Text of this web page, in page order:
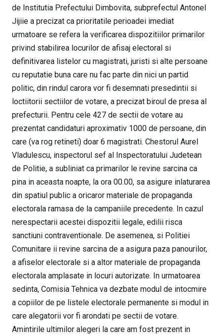
de Institutia Prefectului Dimbovita, subprefectul Antonel
Jijiie a precizat ca prioritatile perioadei imediat
urmatoare se refera la verificarea dispozitiilor primarilor
privind stabilirea locurilor de afisaj electoral si
definitivarea listelor cu magistrati, juristi si alte persoane
cu reputatie buna care nu fac parte din nici un partid
politic, din rindul carora vor fi desemnati presedintii si
loctiitorii sectiilor de votare, a precizat biroul de presa al
prefecturii. Pentru cele 427 de sectii de votare au
prezentat candidaturi aproximativ 1000 de persoane, din
care (va rog retineti) doar 6 magistrati. Chestorul Aurel
Vladulescu, inspectorul sef al Inspectoratului Judetean
de Politie, a subliniat ca primarilor le revine sarcina ca
pina in aceasta noapte, la ora 00.00, sa asigure inlaturarea
din spatiul public a oricaror materiale de propaganda
electorala ramasa de la campaniile precedente. In cazul
nerespectarii acestei dispozitii legale, edilii risca
sanctiuni contraventionale. De asemenea, si Politiei
Comunitare ii revine sarcina de a asigura paza panourilor,
a afiselor electorale si a altor materiale de propaganda
electorala amplasate in locuri autorizate. In urmatoarea
sedinta, Comisia Tehnica va dezbate modul de intocmire
a copiilor de pe listele electorale permanente si modul in
care alegatorii vor fi arondati pe sectii de votare.
Amintirile ultimilor alegeri la care am fost prezent in